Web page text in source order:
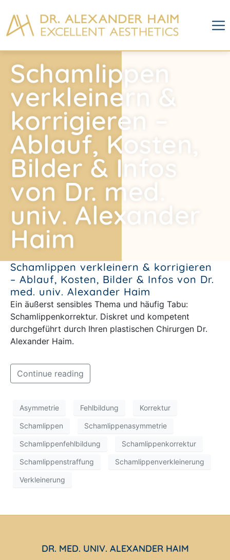
Schamlippen
verkleinern &
korrigieren –
Ablauf, Kosten,
Bilder & Infos
von Dr. med.
univ. Alexander
Haim
Schamlippen verkleinern & korrigieren
– Ablauf, Kosten, Bilder & Infos von Dr.
med. univ. Alexander Haim
Ein äußerst sensibles Thema und häufig Tabu:
Schamlippenkorrektur. Diskret und kompetent
durchgeführt durch Ihren plastischen Chirurgen Dr.
Alexander Haim.
Continue reading
Asymmetrie Fehlbildung Korrektur
Schamlippen Schamlippenasymmetrie
Schamlippenfehlbildung Schamlippenkorrektur
Schamlippenstraffung Schamlippenverkleinerung
Verkleinerung
DR. MED. UNIV. ALEXANDER HAIM